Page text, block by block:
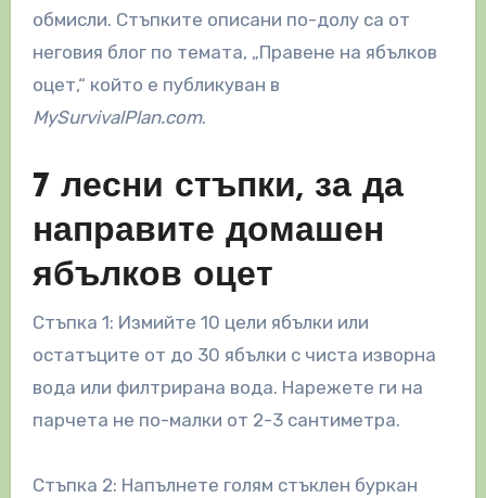
обмисли. Стъпките описани по-долу са от
неговия блог по темата, „Правене на ябълков
оцет,“ който е публикуван в
MySurvivalPlan.com.
7 лесни стъпки, за да
направите домашен
ябълков оцет
Стъпка 1: Измийте 10 цели ябълки или
остатъците от до 30 ябълки с чиста изворна
вода или филтрирана вода. Нарежете ги на
парчета не по-малки от 2-3 сантиметра.
Стъпка 2: Напълнете голям стъклен буркан